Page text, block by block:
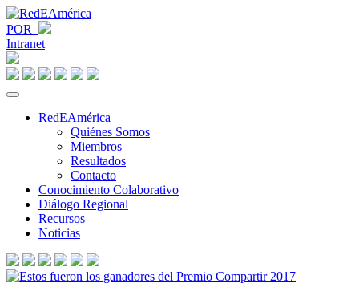
POR
Intranet
RedEAmérica
Quiénes Somos
Miembros
Resultados
Contacto
Conocimiento Colaborativo
Diálogo Regional
Recursos
Noticias